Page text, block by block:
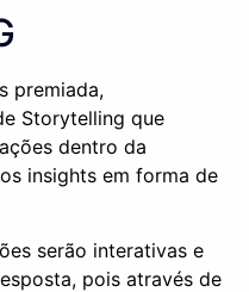
premiada,
Storytelling que
dentro da
insights em forma de
serão interativas e
pois através de